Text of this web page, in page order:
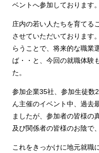
ベントへ参加しております。
庄内の若い人たちを育てる
させていただいております。
らうことで、将来的な職業
ば・・と、今回の就職体験
た。
参加企業35社、参加生徒数
ん主催のイベント中、過去
ましたが、参加者の皆様の
及び関係者の皆様のお陰で
これをきっかけに地元就職